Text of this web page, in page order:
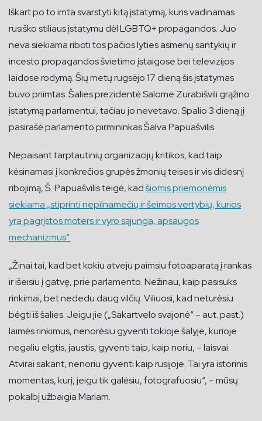
Iškart po to imta svarstyti kitą įstatymą, kuris vadinamas
rusiško stiliaus įstatymu dėl LGBTQ+ propagandos. Juo
neva siekiama riboti tos pačios lyties asmenų santykių ir
incesto propagandos švietimo įstaigose bei televizijos
laidose rodymą. Šių metų rugsėjo 17 dieną šis įstatymas
buvo priimtas. Šalies prezidentė Salome Zurabišvili grąžino
įstatymą parlamentui, tačiau jo nevetavo. Spalio 3 dieną jį
pasirašė parlamento pirmininkas Šalva Papuašvilis.
Nepaisant tarptautinių organizacijų kritikos, kad taip
kėsinamasi į konkrečios grupės žmonių teises ir vis didesnį
ribojimą, Š. Papuašvilis teigė, kadšiomis priemonėmis
siekiama „stiprinti nepilnamečių ir šeimos vertybių, kurios
yra pagrįstos moters ir vyro sąjunga, apsaugos
mechanizmus“.
„Žinai tai, kad bet kokiu atveju paimsiu fotoaparatą į rankas
ir išeisiu į gatvę, prie parlamento. Nežinau, kaip pasisuks
rinkimai, bet nededu daug vilčių. Viliuosi, kad neturėsiu
bėgti iš šalies. Jeigu jie („Sakartvelo svajonė“ – aut. past.)
laimės rinkimus, nenorėsiu gyventi tokioje šalyje, kurioje
negaliu elgtis, jaustis, gyventi taip, kaip noriu, – laisvai.
Atvirai sakant, nenoriu gyventi kaip rusijoje. Tai yra istorinis
momentas, kurį, jeigu tik galėsiu, fotografuosiu“, – mūsų
pokalbį užbaigia Mariam.